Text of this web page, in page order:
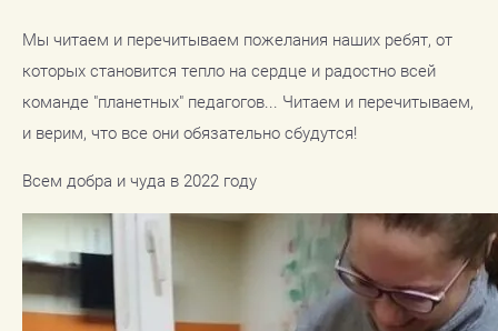
Мы читаем и перечитываем пожелания наших ребят, от
которых становится тепло на сердце и радостно всей
команде "планетных" педагогов... Читаем и перечитываем,
и верим, что все они обязательно сбудутся!
Всем добра и чуда в 2022 году